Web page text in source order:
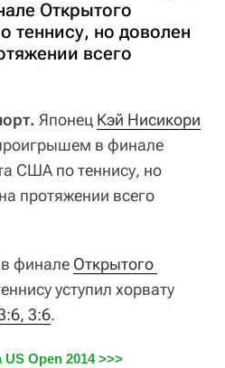
Открытого
теннису, но доволен
всего
Японец Кэй Нисикори
в финале
США по теннису, но
протяжении всего
финале Открытого
уступил хорвату
3:6.
Open 2014 >>>